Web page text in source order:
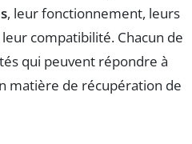
, leur fonctionnement, leurs
compatibilité. Chacun de
qui peuvent répondre à
matière de récupération de